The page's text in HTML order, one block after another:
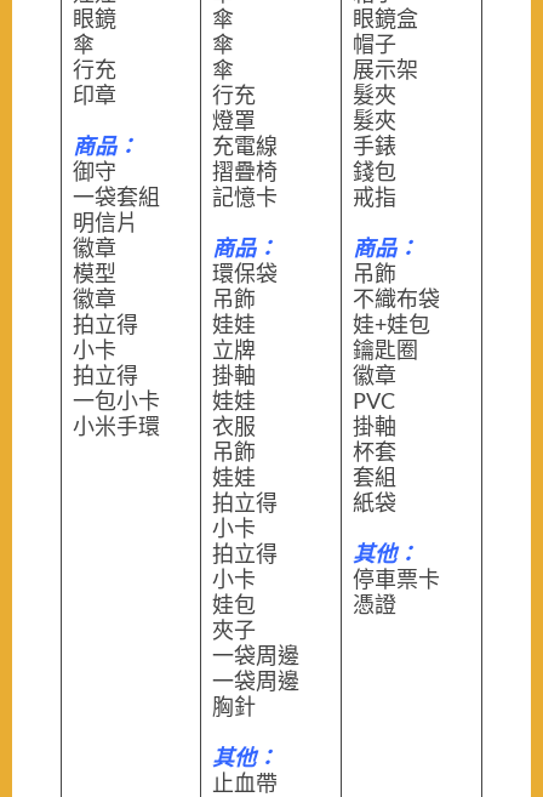
眼鏡
傘
行充
印章
商品：
御守
一袋套組
明信片
徽章
模型
徽章
拍立得
小卡
拍立得
一包小卡
小米手環
傘
傘
傘
行充
燈罩
充電線
摺疊椅
記憶卡
商品：
環保袋
吊飾
娃娃
立牌
掛軸
娃娃
衣服
吊飾
娃娃
拍立得
小卡
拍立得
小卡
娃包
夾子
一袋周邊
一袋周邊
胸針
其他：
止血帶
眼鏡盒
帽子
展示架
髮夾
髮夾
手錶
錢包
戒指
商品：
吊飾
不織布袋
娃+娃包
鑰匙圈
徽章
PVC
掛軸
杯套
套組
紙袋
其他：
停車票卡
憑證